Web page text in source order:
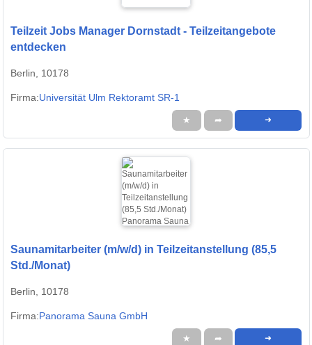
Teilzeit Jobs Manager Dornstadt - Teilzeitangebote
entdecken
Berlin, 10178
Firma:Universität Ulm Rektoramt SR-1
★ ➦ ➜
Saunamitarbeiter (m/w/d) in Teilzeitanstellung (85,5
Std./Monat)
Berlin, 10178
Firma:Panorama Sauna GmbH
★ ➦ ➜